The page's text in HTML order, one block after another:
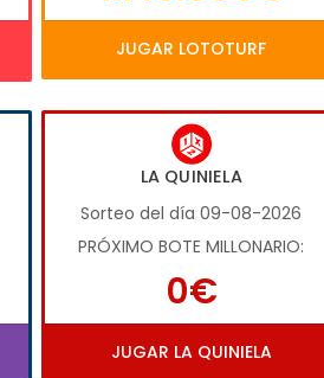
JUGAR LOTOTURF
LA QUINIELA
Sorteo del día 09-08-2026
PRÓXIMO BOTE MILLONARIO:
0€
JUGAR LA QUINIELA